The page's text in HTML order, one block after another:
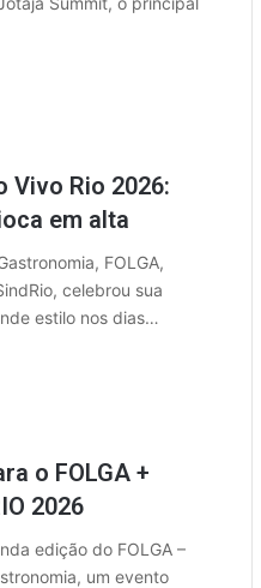
Vivo Rio 2026:
em alta
FOLGA,
celebrou sua
estilo nos dias…
o FOLGA +
2026
edição do FOLGA –
um evento